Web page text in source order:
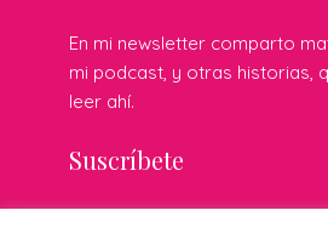
En mi newsletter comparto
mi podcast, y otras historias,
leer ahí.
Suscríbete